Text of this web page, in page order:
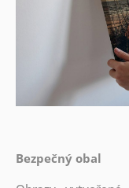
Bezpečný obal